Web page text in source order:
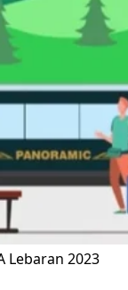
Lebaran 2023